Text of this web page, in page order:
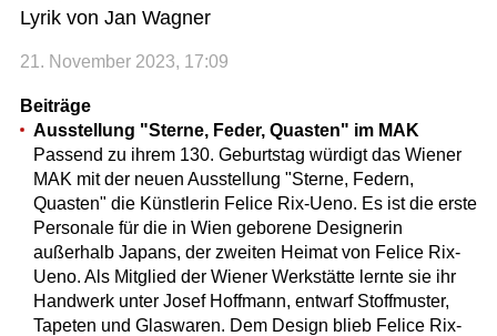
Lyrik von Jan Wagner
21. November 2023, 17:09
Beiträge
Ausstellung "Sterne, Feder, Quasten" im MAK
Passend zu ihrem 130. Geburtstag würdigt das Wiener
MAK mit der neuen Ausstellung "Sterne, Federn,
Quasten" die Künstlerin Felice Rix-Ueno. Es ist die erste
Personale für die in Wien geborene Designerin
außerhalb Japans, der zweiten Heimat von Felice Rix-
Ueno. Als Mitglied der Wiener Werkstätte lernte sie ihr
Handwerk unter Josef Hoffmann, entwarf Stoffmuster,
Tapeten und Glaswaren. Dem Design blieb Felice Rix-